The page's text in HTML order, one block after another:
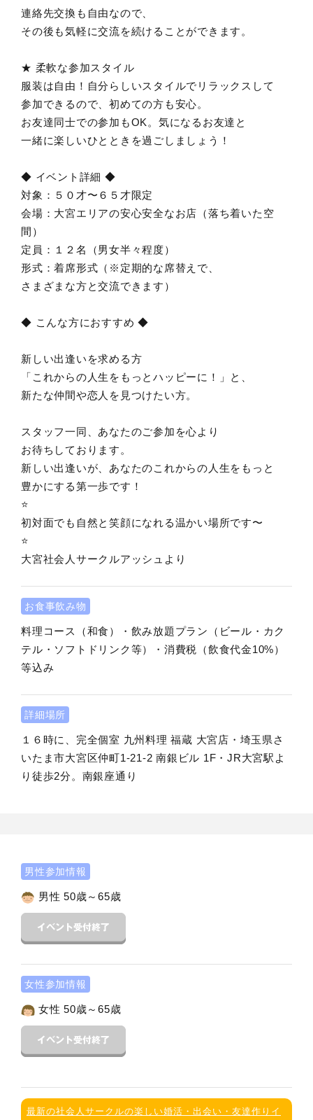
連絡先交換も自由なので、
その後も気軽に交流を続けることができます。
★ 柔軟な参加スタイル
服装は自由！自分らしいスタイルでリラックスして
参加できるので、初めての方も安心。
お友達同士での参加もOK。気になるお友達と
一緒に楽しいひとときを過ごしましょう！
◆ イベント詳細 ◆
対象：５０才〜６５才限定
会場：大宮エリアの安心安全なお店（落ち着いた空
間）
定員：１２名（男女半々程度）
形式：着席形式（※定期的な席替えで、
さまざまな方と交流できます）
◆ こんな方におすすめ ◆
新しい出逢いを求める方
「これからの人生をもっとハッピーに！」と、
新たな仲間や恋人を見つけたい方。
スタッフ一同、あなたのご参加を心より
お待ちしております。
新しい出逢いが、あなたのこれからの人生をもっと
豊かにする第一歩です！
⭐️
初対面でも自然と笑顔になれる温かい場所です〜
⭐️
大宮社会人サークルアッシュより
お食事飲み物
料理コース（和食）・飲み放題プラン（ビール・カク
テル・ソフトドリンク等）・消費税（飲食代金10%）
等込み
詳細場所
１６時に、完全個室 九州料理 福蔵 大宮店・埼玉県さ
いたま市大宮区仲町1-21-2 南銀ビル 1F・JR大宮駅よ
り徒歩2分。南銀座通り
男性参加情報
男性 50歳～65歳
女性参加情報
女性 50歳～65歳
最新の社会人サークルの楽しい婚活・出会い・友達作りイ